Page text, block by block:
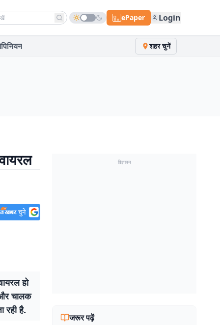
news ePaper Login
शहर चुनें
हो
और चालक
रही है.
विज्ञापन
जरूर पढ़ें